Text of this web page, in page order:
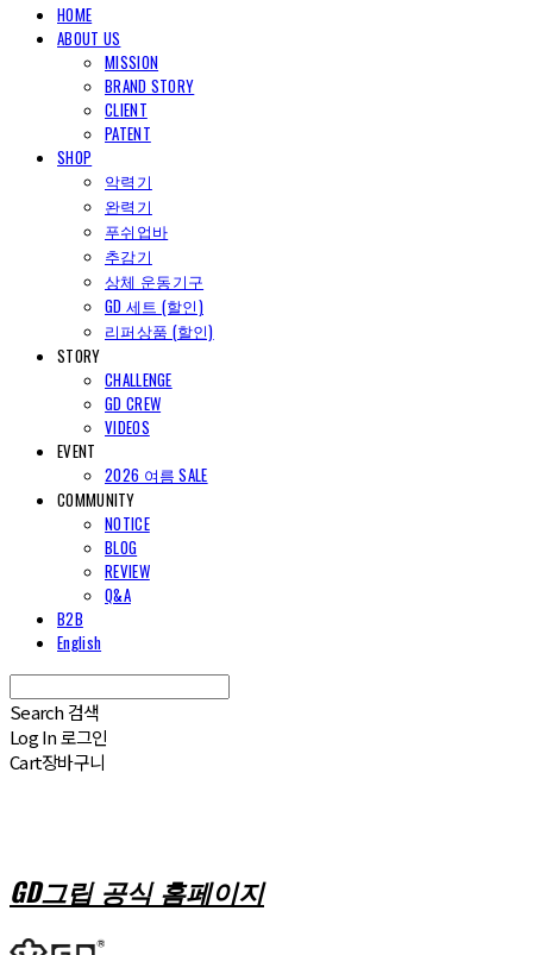
HOME
ABOUT US
MISSION
BRAND STORY
CLIENT
PATENT
SHOP
악력기
완력기
푸쉬업바
추감기
상체 운동기구
GD 세트 (할인)
리퍼상품 (할인)
STORY
CHALLENGE
GD CREW
VIDEOS
EVENT
2026 여름 SALE
COMMUNITY
NOTICE
BLOG
REVIEW
Q&A
B2B
English
Search 검색
Log In로그인
Cart장바구니
GD그립 공식 홈페이지